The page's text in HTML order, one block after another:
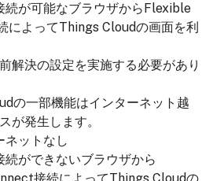
続が可能なブラウザからFlexible
によってThings Cloudの画面を利
解決の設定を実施する必要があり
の一部機能はインターネット越
が発生します。
ネットなし
続ができないブラウザから